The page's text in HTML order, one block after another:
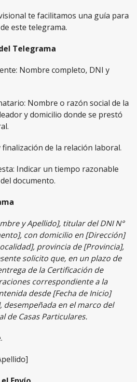
te facilitamos una guía para
este telegrama.
Telegrama
Nombre completo, DNI y
Nombre o razón social de la
y domicilio donde se prestó
finalización de la relación laboral.
Indicar un tiempo razonable
documento.
y Apellido], titular del DNI N°
con domicilio en [Dirección]
provincia de [Provincia],
solicito que, en un plazo de
de la Certificación de
correspondiente a la
desde [Fecha de Inicio]
desempeñada en el marco del
de Casas Particulares.